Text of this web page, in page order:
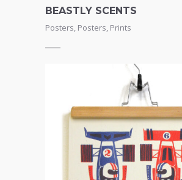
BEASTLY SCENTS
Posters, Posters, Prints